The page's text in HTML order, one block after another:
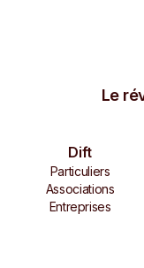
Le
Dift
Particuliers
Associations
Entreprises